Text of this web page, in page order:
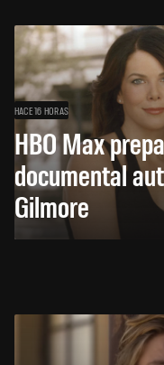
HACE 16 HORAS
HBO Max
documental
Gilmore